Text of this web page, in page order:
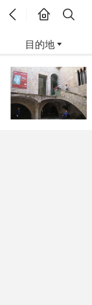
目的地